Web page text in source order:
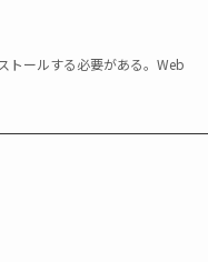
トールする必要がある。Web